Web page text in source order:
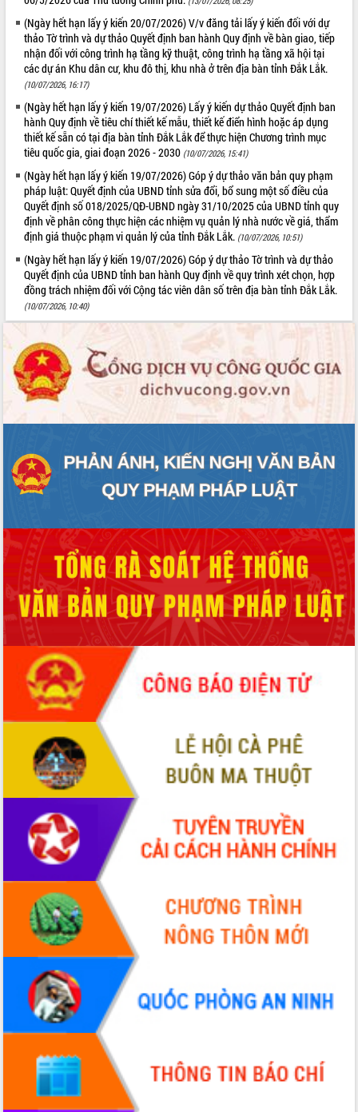
Họp báo thông tin về Hội nghị Công bố
Quy hoạch và Xúc tiến đầu tư tỉnh Đắk
Lắk
Khơi thông điểm nghẽn, đẩy nhanh
giải ngân vốn khắc phục thiên tai
HĐND tỉnh thông qua điều chỉnh Quy
hoạch tỉnh thời kỳ 2021-2030
Hội thảo góp ý hồ sơ điều chỉnh quy
hoạch tỉnh Đắk Lắk thời kỳ 2021-2030,
tầm nhìn đến năm 2050
Nâng cao hiệu quả hoạt động của các
doanh nghiệp nhà nước
Hội nghị triển khai kết nối mạng
quan Đảng, Nhà nước
Lễ phát động chuỗi hoạt động chung
tay làm sạch môi trường
Xã Ea Kar bước chuyển mình trong
công tác cải cách hành chính mô hình
mới
UBND tỉnh họp báo định kỳ tháng 4
năm 2026
Hội thảo khoa học “Giải pháp thúc đẩy
phát triển nền kinh tế xanh tại tỉnh
Tăng cường giám sát, đôn đốc thực
hiện nhiệm vụ quản lý tài sản công
hàng tuần
công tác cải cách thủ tục hành chính
tại Trung tâm Phục vụ hành chính
công tỉnh
Đắk Lắk: Tôn vinh 46 giải pháp tại Hội
thi Sáng tạo Kỹ thuật 2024 - 2025
Đắk Lắk rà soát, điều chỉnh Đề án 190
về phát triển nuôi trồng thủy sản
Phó Chủ tịch UBND tỉnh Đắk Lắk
Trương Công Thái kiểm tra thực địa
Dự án cao tốc Khánh Hòa - Buôn Ma
Thuột
Định vị cà phê Việt Nam như một “di
sản sống” trong dòng chảy toàn cầu
Xây dựng nông thôn mới: Nâng cao đời
sống người dân từ những mô hình thiết
Quyết liệt tháo gỡ vướng mắc, đẩy
nhanh tiến độ các dự án trọng điểm
trong Khu kinh tế Nam Phú Yên
Hòn Yến phát triển du lịch gắn với bảo
Lấy ý kiến điều chỉnh Quy hoạch tỉnh
Đắk Lắk thời kỳ 2021-2030, tầm nhìn
đến năm 2050
Phát động chiến dịch 30 ngày đêm
giải phóng mặt bằng Tuyến đường bộ
ven biển
Đắk Lắk nỗ lực thúc đẩy tăng trưởng
kinh tế từ 10% trở lên trong Quý
II/2026
Đắk Lắk ký kết thỏa thuận hợp tác về
chuyển đổi số giai đoạn 2026 – 2030
với Tập đoàn Bưu chính Viễn thông
Việt Nam
(Ngày hết hạn lấy ý kiến 20/07/2026) V/v đăng tải lấy ý kiến đối với dự
thảo Tờ trình và dự thảo Quyết định ban hành Quy định về bàn giao, tiếp
nhận đối với công trình hạ tầng kỹ thuật, công trình hạ tầng xã hội tại
các dự án Khu dân cư, khu đô thị, khu nhà ở trên địa bàn tỉnh Đắk Lắk.
(10/07/2026, 16:17)
(Ngày hết hạn lấy ý kiến 19/07/2026) Lấy ý kiến dự thảo Quyết định ban
hành Quy định về tiêu chí thiết kế mẫu, thiết kế điển hình hoặc áp dụng
thiết kế sẵn có tại địa bàn tỉnh Đắk Lắk để thực hiện Chương trình mục
tiêu quốc gia, giai đoạn 2026 - 2030 (10/07/2026, 15:41)
(Ngày hết hạn lấy ý kiến 19/07/2026) Góp ý dự thảo văn bản quy phạm
pháp luật: Quyết định của UBND tỉnh sửa đổi, bổ sung một số điều của
Quyết định số 018/2025/QĐ-UBND ngày 31/10/2025 của UBND tỉnh quy
định về phân công thực hiện các nhiệm vụ quản lý nhà nước về giá, thẩm
định giá thuộc phạm vi quản lý của tỉnh Đắk Lắk. (10/07/2026, 10:51)
(Ngày hết hạn lấy ý kiến 19/07/2026) Góp ý dự thảo Tờ trình và dự thảo
Quyết định của UBND tỉnh ban hành Quy định về quy trình xét chọn, hợp
đồng trách nhiệm đối với Cộng tác viên dân số trên địa bàn tỉnh Đắk Lắk.
(10/07/2026, 10:40)